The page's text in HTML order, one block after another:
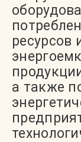
ресурсов
а также